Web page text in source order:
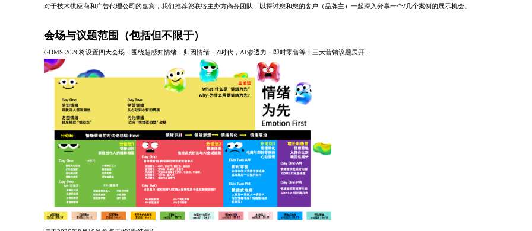
对于技术供应商和广告代理公司的嘉宾，我们推荐您联络主办方商务团队，以探讨您和您的客户（品牌主）一起深入分享一个/几个案例的展示机会。
会场与议题范围（包括但不限于）
GDMS 2026将设置四大会场，围绕超感知情绪，归因情绪，Z时代，AI渗透力，即时零售等十三大营销议题展开：